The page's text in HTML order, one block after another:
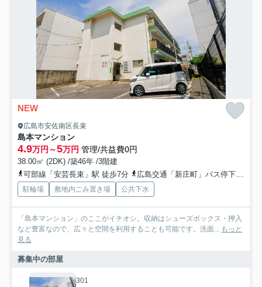
NEW
広島市安佐南区長束
島本マンション
4.9万円～5万円 管理/共益費0円
38.00㎡ (2DK) /築46年 /3階建
可部線「安芸長束」駅 徒歩7分
広島交通「新庄町」バス停下車 徒歩1分
駐輪場 敷地内ごみ置き場 公共下水
「島本マンション」のここがイチオシ。収納はシューズボックス・押入
など豊富なので、広々と空間を利用することも可能です。洗面... もっと
見る
募集中の部屋
301